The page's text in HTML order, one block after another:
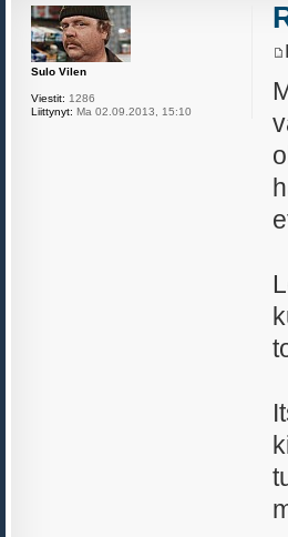
Sulo Vilen
Viestit: 1286
Liittynyt: Ma 02.09.2013, 15:10